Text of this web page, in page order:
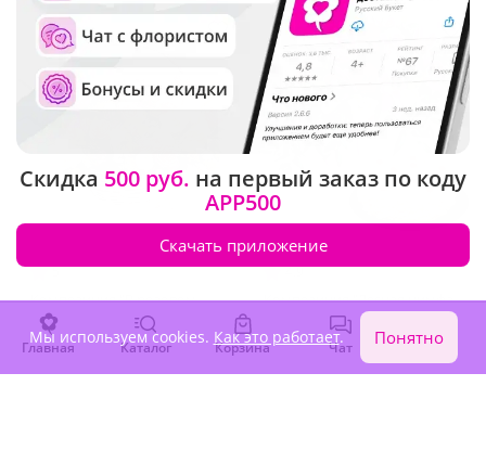
5(1879)
Композиция "В розовом
саду"
90 750 ₽
4.9(49)
Композиция "Лесная нимфа
9 560 ₽
Главная Каталог Корзина Чат Войти
Скидка 500 руб. на первый заказ по коду
APP500
Скачать приложение
Мы используем cookies. Как это работает. Понятно